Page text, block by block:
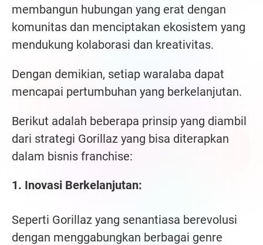
membangun hubungan yang erat dengan
komunitas dan menciptakan ekosistem yang
mendukung kolaborasi dan kreativitas.
Dengan demikian, setiap waralaba dapat
mencapai pertumbuhan yang berkelanjutan.
Berikut adalah beberapa prinsip yang diambil
dari strategi Gorillaz yang bisa diterapkan
dalam bisnis franchise:
1. Inovasi Berkelanjutan:
Seperti Gorillaz yang senantiasa berevolusi
dengan menggabungkan berbagai genre